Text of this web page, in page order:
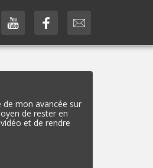
mon avancée sur
de rester en
et de rendre